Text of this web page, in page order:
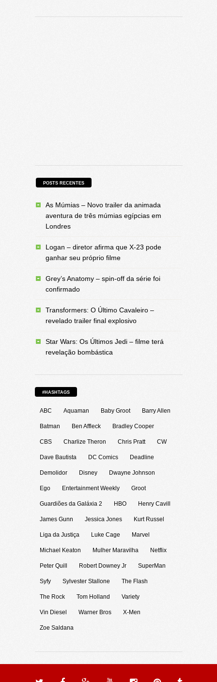
POSTS RECENTES
As Múmias – Novo trailer da animada
aventura de três múmias egípcias em
Londres
Logan – diretor afirma que X-23 pode
ganhar seu próprio filme
Grey’s Anatomy – spin-off da série foi
confirmado
Transformers: O Último Cavaleiro –
revelado trailer final explosivo
Star Wars: Os Últimos Jedi – filme terá
revelação bombástica
#HASHTAGS
ABC Aquaman Baby Groot Barry Allen
Batman Ben Affleck Bradley Cooper
CBS Charlize Theron Chris Pratt CW
Dave Bautista DC Comics Deadline
Demolidor Disney Dwayne Johnson
Ego Entertainment Weekly Groot
Guardiões da Galáxia 2 HBO Henry Cavill
James Gunn Jessica Jones Kurt Russel
Liga da Justiça Luke Cage Marvel
Michael Keaton Mulher Maravilha Netflix
Peter Quill Robert Downey Jr SuperMan
Syfy Sylvester Stallone The Flash
The Rock Tom Holland Variety
Vin Diesel Warner Bros X-Men
Zoe Saldana